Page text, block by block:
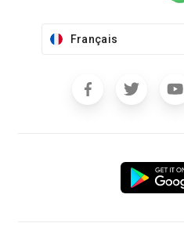
Français